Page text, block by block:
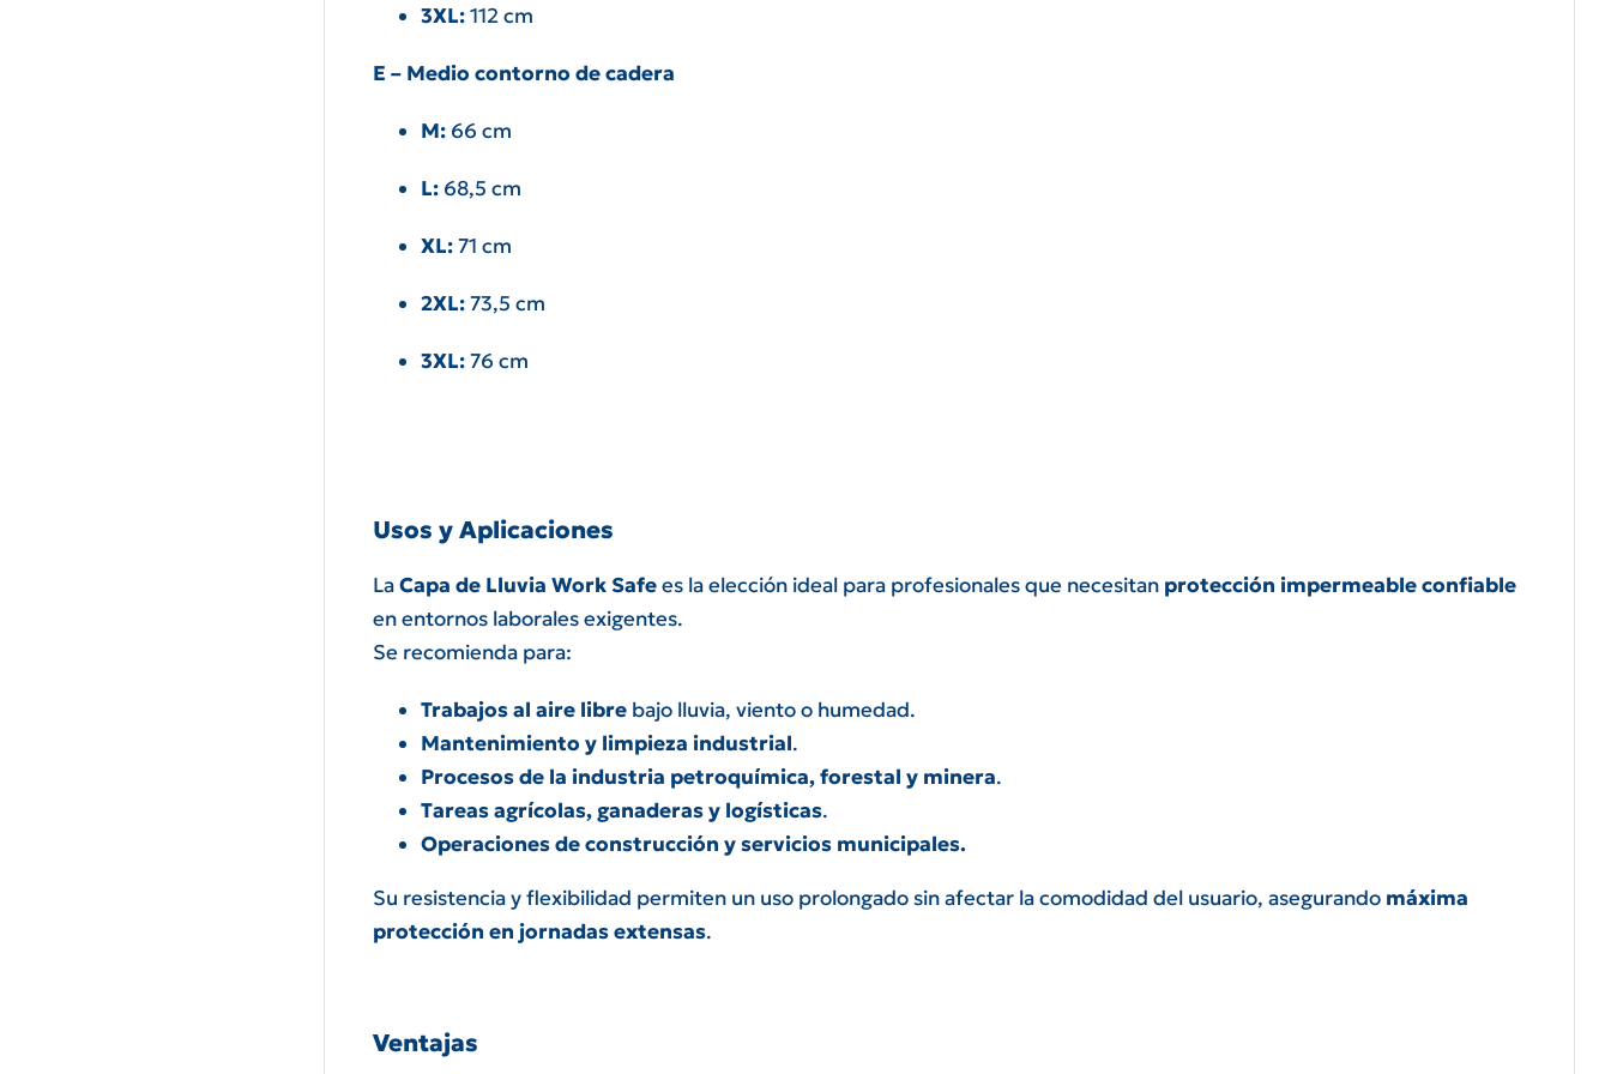
3XL:112 cm
E – Medio contorno de cadera
M: 66 cm
L: 68,5 cm
XL:71 cm
2XL:73,5 cm
3XL:76 cm
Usos y Aplicaciones
LaCapa de Lluvia Work Safees la elección ideal para profesionales que necesitan protección impermeable confiable
en entornos laborales exigentes.
Se recomienda para:
Trabajos al aire libre bajo lluvia, viento o humedad.
Mantenimiento y limpieza industrial.
Procesos de la industria petroquímica, forestal y minera.
Tareas agrícolas, ganaderas y logísticas.
Operaciones de construcción y servicios municipales.
Su resistencia y flexibilidad permiten un uso prolongado sin afectar la comodidad del usuario, asegurando máxima
protección en jornadas extensas.
Ventajas